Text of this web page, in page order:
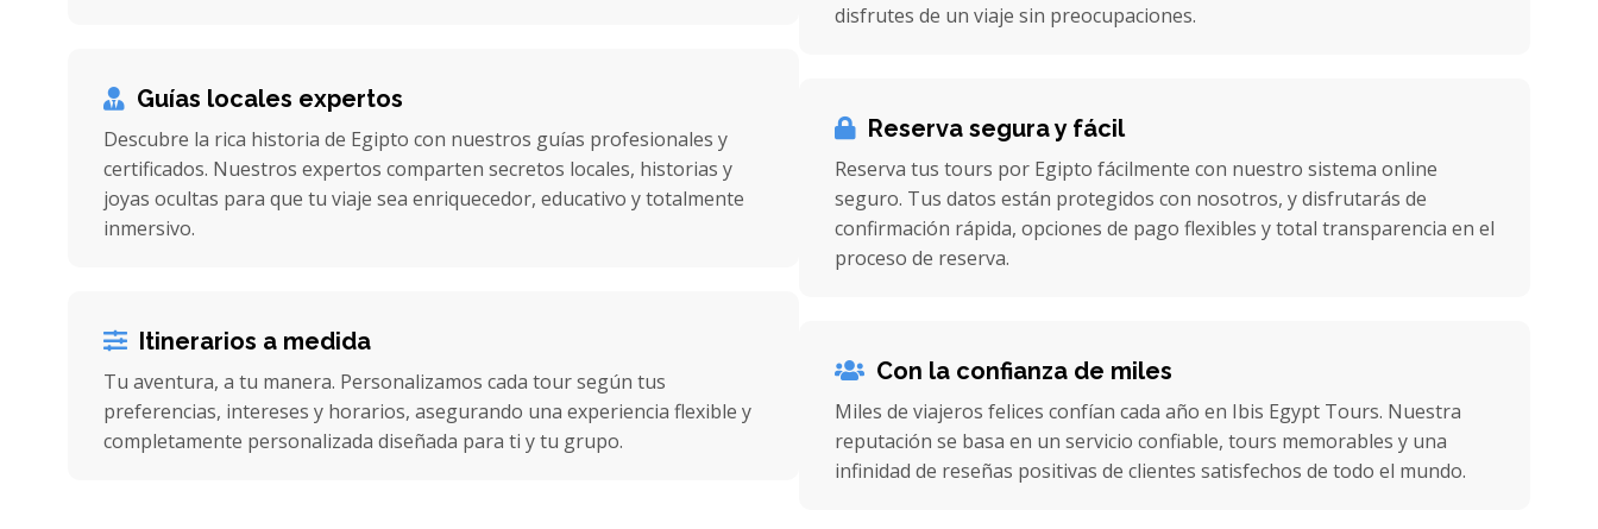
Guías locales expertos
Descubre la rica historia de Egipto con nuestros guías profesionales y
certificados. Nuestros expertos comparten secretos locales, historias y
joyas ocultas para que tu viaje sea enriquecedor, educativo y totalmente
inmersivo.
Itinerarios a medida
Tu aventura, a tu manera. Personalizamos cada tour según tus
preferencias, intereses y horarios, asegurando una experiencia flexible y
completamente personalizada diseñada para ti y tu grupo.
disfrutes de un viaje sin preocupaciones.
Reserva segura y fácil
Reserva tus tours por Egipto fácilmente con nuestro sistema online
seguro. Tus datos están protegidos con nosotros, y disfrutarás de
confirmación rápida, opciones de pago flexibles y total transparencia en el
proceso de reserva.
Con la confianza de miles
Miles de viajeros felices confían cada año en Ibis Egypt Tours. Nuestra
reputación se basa en un servicio confiable, tours memorables y una
infinidad de reseñas positivas de clientes satisfechos de todo el mundo.